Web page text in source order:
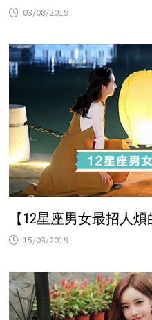
03/08/2019
【12星座男女最招人
15/03/2019